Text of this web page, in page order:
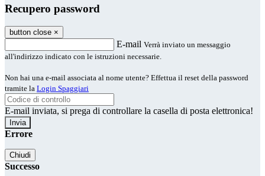
Recupero password
button close ×
E-mail Verrà inviato un messaggio
all'indirizzo indicato con le istruzioni necessarie.
Non hai una e-mail associata al nome utente? Effettua il reset della password
tramite la Login Spaggiari
E-mail inviata, si prega di controllare la casella di posta elettronica!
Errore
Chiudi
Successo